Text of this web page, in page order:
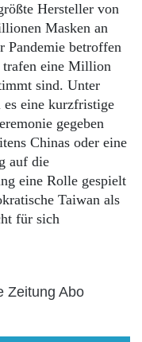
Hersteller von
Masken an
Pandemie betroffen
trafen eine Million
sind. Unter
eine kurzfristige
gegeben
Chinas oder eine
auf die
eine Rolle gespielt
Taiwan als
für sich